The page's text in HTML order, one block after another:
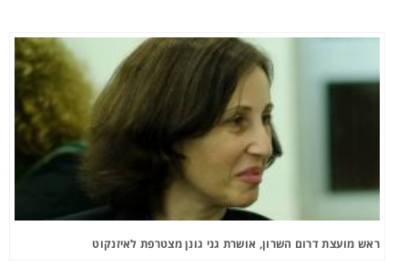
ראש מועצת דרום השרון, אושרת גני גונן מצטרפת לאיזנקוט